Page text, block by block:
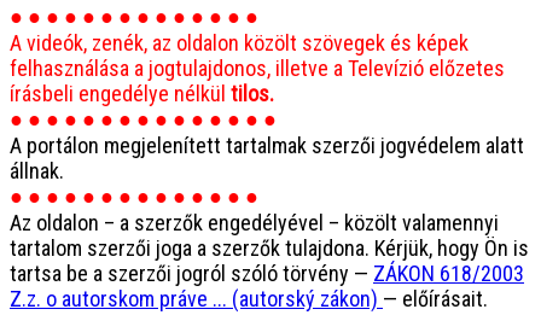
● ● ● ● ● ● ● ● ● ● ● ● ● ●
A videók, zenék, az oldalon közölt szövegek és képek
felhasználása a jogtulajdonos, illetve a Televízió előzetes
írásbeli engedélye nélkül tilos.
● ● ● ● ● ● ● ● ● ● ● ● ● ● ●
A portálon megjelenített tartalmak szerzői jogvédelem alatt
állnak.
● ● ● ● ● ● ● ● ● ● ● ● ● ●
Az oldalon – a szerzők engedélyével – közölt valamennyi
tartalom szerzői joga a szerzők tulajdona. Kérjük, hogy Ön is
tartsa be a szerzői jogról szóló törvény — ZÁKON 618/2003
Z.z. o autorskom práve ... (autorský zákon) — előírásait.